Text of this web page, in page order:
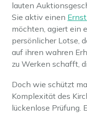
lauten
Sie aktiv einen
möchten, agiert ein
persönlicher Lotse,
auf ihren wahren
zu Werken schafft,
Doch wie schützt
Komplexität des
lückenlose Prüfung.